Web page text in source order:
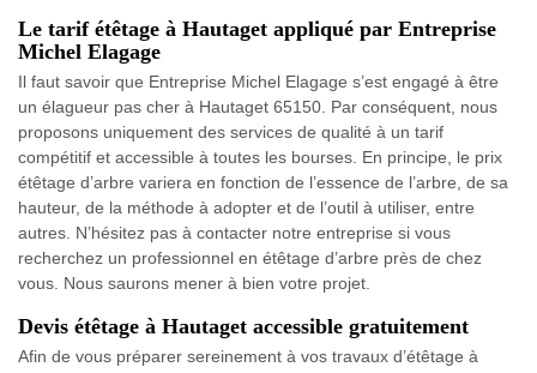
Le tarif étêtage à Hautaget appliqué par Entreprise
Michel Elagage
Il faut savoir que Entreprise Michel Elagage s’est engagé à être
un élagueur pas cher à Hautaget 65150. Par conséquent, nous
proposons uniquement des services de qualité à un tarif
compétitif et accessible à toutes les bourses. En principe, le prix
étêtage d’arbre variera en fonction de l’essence de l’arbre, de sa
hauteur, de la méthode à adopter et de l’outil à utiliser, entre
autres. N’hésitez pas à contacter notre entreprise si vous
recherchez un professionnel en étêtage d’arbre près de chez
vous. Nous saurons mener à bien votre projet.
Devis étêtage à Hautaget accessible gratuitement
Afin de vous préparer sereinement à vos travaux d’étêtage à